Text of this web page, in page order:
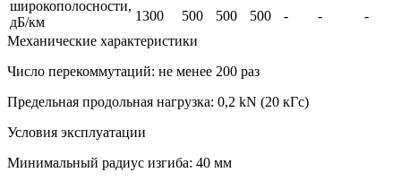
широкополосности,
дБ/км
1300
500 500 500 - -
-
Механические характеристики
Число перекоммутаций: не менее 200 раз
Предельная продольная нагрузка: 0,2 kN (20 кГс)
Условия эксплуатации
Минимальный радиус изгиба: 40 мм